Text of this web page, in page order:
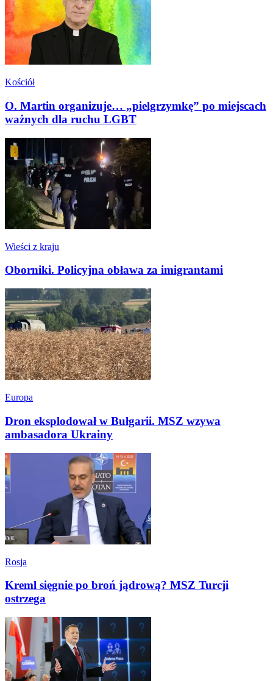
Kościół
O. Martin organizuje… „pielgrzymkę” po miejscach
ważnych dla ruchu LGBT
Wieści z kraju
Oborniki. Policyjna obława za imigrantami
Europa
Dron eksplodował w Bułgarii. MSZ wzywa
ambasadora Ukrainy
Rosja
Kreml sięgnie po broń jądrową? MSZ Turcji
ostrzega